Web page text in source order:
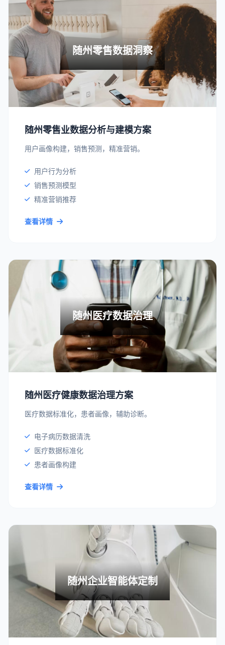
随州零售数据洞察
随州零售业数据分析与建模方案
用户画像构建，销售预测，精准营销。
用户行为分析
销售预测模型
精准营销推荐
查看详情
随州医疗数据治理
随州医疗健康数据治理方案
医疗数据标准化，患者画像，辅助诊断。
电子病历数据清洗
医疗数据标准化
患者画像构建
查看详情
随州企业智能体定制